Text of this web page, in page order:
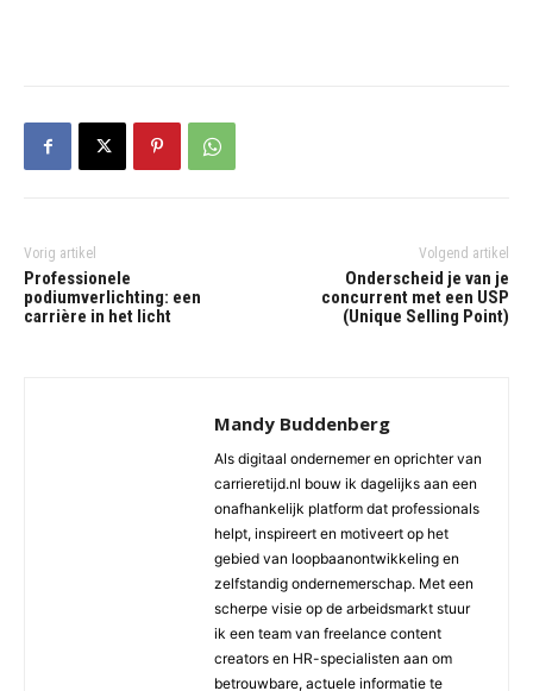
Vorig artikel
Professionele
podiumverlichting: een
carrière in het licht
Volgend artikel
Onderscheid je van je
concurrent met een USP
(Unique Selling Point)
Mandy Buddenberg
Als digitaal ondernemer en oprichter van
carrieretijd.nl bouw ik dagelijks aan een
onafhankelijk platform dat professionals
helpt, inspireert en motiveert op het
gebied van loopbaanontwikkeling en
zelfstandig ondernemerschap. Met een
scherpe visie op de arbeidsmarkt stuur
ik een team van freelance content
creators en HR-specialisten aan om
betrouwbare, actuele informatie te